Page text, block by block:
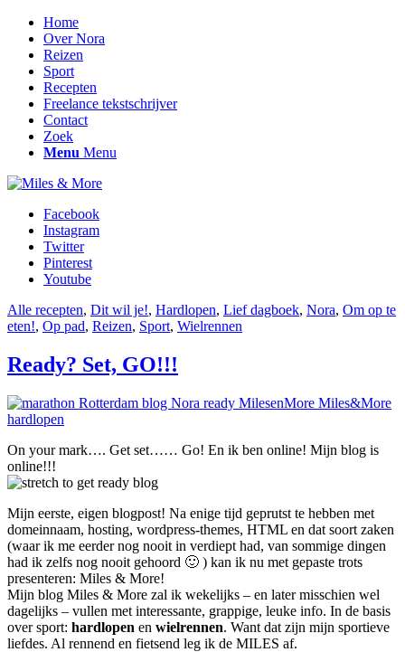
Home
Over Nora
Reizen
Sport
Recepten
Freelance tekstschrijver
Contact
Zoek
Menu Menu
Facebook
Instagram
Twitter
Pinterest
Youtube
Alle recepten, Dit wil je!, Hardlopen, Lief dagboek, Nora, Om op te
eten!, Op pad, Reizen, Sport, Wielrennen
Ready? Set, GO!!!
On your mark…. Get set…… Go! En ik ben online! Mijn blog is
online!!!
Mijn eerste, eigen blogpost! Na enige tijd geprutst te hebben met
domeinnaam, hosting, wordpress-themes, HTML en dat soort zaken
(waar ik me eerder nog nooit in verdiept had, van sommige dingen
had ik zelfs nog nooit gehoord 🙂 ) kan ik nu met gepaste trots
presenteren: Miles & More!
Mijn blog Miles & More zal ik wekelijks – en later misschien wel
dagelijks – vullen met interessante, grappige, leuke info. In de basis
over sport: hardlopen en wielrennen. Want dat zijn mijn sportieve
liefdes. Al rennend en fietsend leg ik de MILES af.